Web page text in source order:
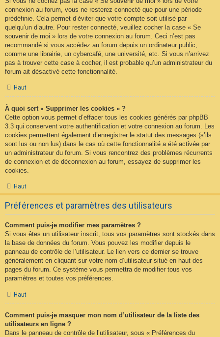
connexion au forum, vous ne resterez connecté que pour une période
prédéfinie. Cela permet d’éviter que votre compte soit utilisé par
quelqu’un d’autre. Pour rester connecté, veuillez cocher la case « Se
souvenir de moi » lors de votre connexion au forum. Ceci n’est pas
recommandé si vous accédez au forum depuis un ordinateur public,
comme une librairie, un cybercafé, une université, etc. Si vous n’arrivez
pas à trouver cette case à cocher, il est probable qu’un administrateur du
forum ait désactivé cette fonctionnalité.
Haut
À quoi sert « Supprimer les cookies » ?
Cette option vous permet d’effacer tous les cookies générés par phpBB
3.3 qui conservent votre authentification et votre connexion au forum. Les
cookies permettent également d’enregistrer le statut des messages (s’ils
sont lus ou non lus) dans le cas où cette fonctionnalité a été activée par
un administrateur du forum. Si vous rencontrez des problèmes récurrents
de connexion et de déconnexion au forum, essayez de supprimer les
cookies.
Haut
Préférences et paramètres des utilisateurs
Comment puis-je modifier mes paramètres ?
Si vous êtes un utilisateur inscrit, tous vos paramètres sont stockés dans
la base de données du forum. Vous pouvez les modifier depuis le
panneau de contrôle de l’utilisateur. Le lien vers ce dernier se trouve
généralement en cliquant sur votre nom d’utilisateur situé en haut des
pages du forum. Ce système vous permettra de modifier tous vos
paramètres et toutes vos préférences.
Haut
Comment puis-je masquer mon nom d’utilisateur de la liste des
utilisateurs en ligne ?
Dans le panneau de contrôle de l’utilisateur, sous « Préférences du